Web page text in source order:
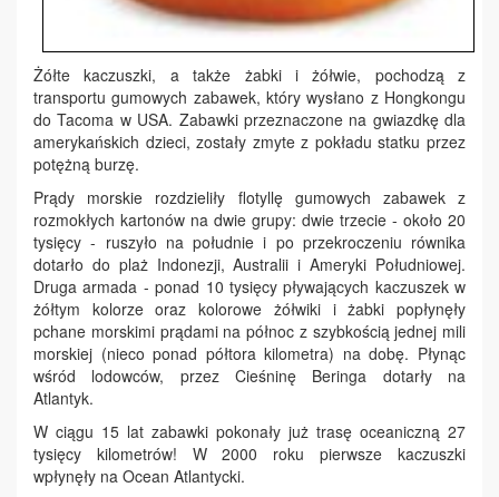
Żółte kaczuszki, a także żabki i żółwie, pochodzą z
transportu gumowych zabawek, który wysłano z Hongkongu
do Tacoma w USA. Zabawki przeznaczone na gwiazdkę dla
amerykańskich dzieci, zostały zmyte z pokładu statku przez
potężną burzę.
Prądy morskie rozdzieliły flotyllę gumowych zabawek z
rozmokłych kartonów na dwie grupy: dwie trzecie - około 20
tysięcy - ruszyło na południe i po przekroczeniu równika
dotarło do plaż Indonezji, Australii i Ameryki Południowej.
Druga armada - ponad 10 tysięcy pływających kaczuszek w
żółtym kolorze oraz kolorowe żółwiki i żabki popłynęły
pchane morskimi prądami na północ z szybkością jednej mili
morskiej (nieco ponad półtora kilometra) na dobę. Płynąc
wśród lodowców, przez Cieśninę Beringa dotarły na
Atlantyk.
W ciągu 15 lat zabawki pokonały już trasę oceaniczną 27
tysięcy kilometrów! W 2000 roku pierwsze kaczuszki
wpłynęły na Ocean Atlantycki.